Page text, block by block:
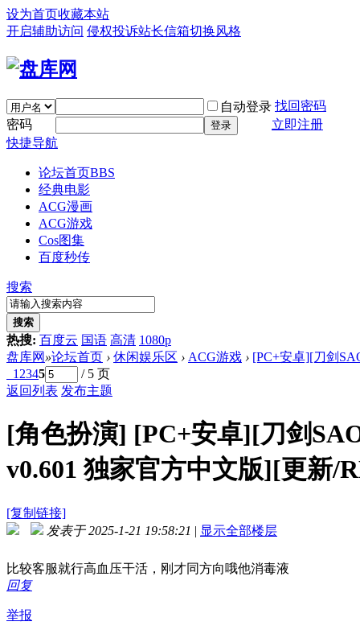
设为首页收藏本站
开启辅助访问 侵权投诉站长信箱切换风格
自动登录 找回密码
密码
登录
立即注册
快捷导航
论坛首页BBS
经典电影
ACG漫画
ACG游戏
Cos图集
百度秒传
搜索
搜索
热搜: 百度云 国语 高清 1080p
盘库网 »论坛首页 › 休闲娱乐区 › ACG游戏 › [PC+安卓][刀剑
1 2345
/ 5 页
返回列表 发布主题
[角色扮演] [PC+安卓][刀剑
v0.601 独家官方中文版][更新/
[复制链接]
发表于 2025-1-21 19:58:21 | 显示全部楼层
比较客服就行高血压干活，刚才同方向哦他消毒液
回复
举报